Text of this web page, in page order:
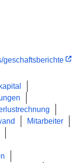
geschaftsberichte
Mitarbeiter